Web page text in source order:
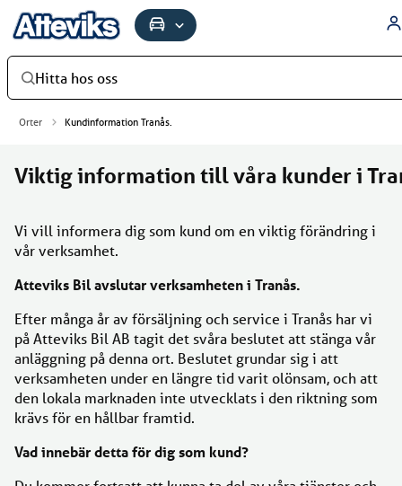
Hitta hos oss
Orter Kundinformation Tranås.
Viktig information till våra kunder i
Vi vill informera dig som kund om en viktig förändring i
vår verksamhet.
Atteviks Bil avslutar verksamheten i Tranås.
Efter många år av försäljning och service i Tranås har vi
på Atteviks Bil AB tagit det svåra beslutet att stänga vår
anläggning på denna ort. Beslutet grundar sig i att
verksamheten under en längre tid varit olönsam, och att
den lokala marknaden inte utvecklats i den riktning som
krävs för en hållbar framtid.
Vad innebär detta för dig som kund?